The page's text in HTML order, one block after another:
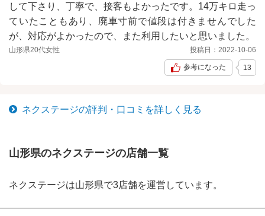
して下さり、丁寧で、接客もよかったです。14万キロ走っ
ていたこともあり、廃車寸前で値段は付きませんでした
が、対応がよかったので、また利用したいと思いました。
山形県20代女性 投稿日： 2022-10-06
参考になった 13
ネクステージの評判・口コミを詳しく見る
山形県のネクステージの店舗一覧
ネクステージは山形県で3店舗を運営しています。